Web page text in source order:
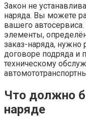
Закон не
наряда. Вы можете
вашего
элементы,
заказ-наряда, нужно
договоре подряда и
техническому
Что должно
наряде